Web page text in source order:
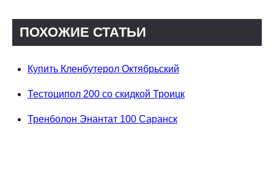
ПОХОЖИЕ СТАТЬИ
Купить Кленбутерол Октябрьский
Тестоципол 200 со скидкой Троицк
Тренболон Энантат 100 Саранск